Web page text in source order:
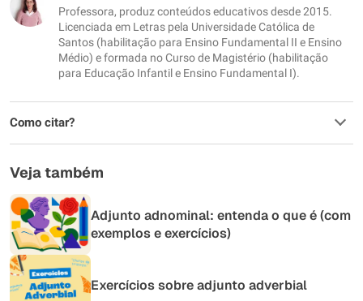
Outro
Professora, produz conteúdos educativos desde 2015.
Licenciada em Letras pela Universidade Católica de
Santos (habilitação para Ensino Fundamental II e Ensino
Médio) e formada no Curso de Magistério (habilitação
para Educação Infantil e Ensino Fundamental I).
Como citar?
Veja também
Adjunto adnominal: entenda o que é (com
exemplos e exercícios)
Exercícios sobre adjunto adverbial